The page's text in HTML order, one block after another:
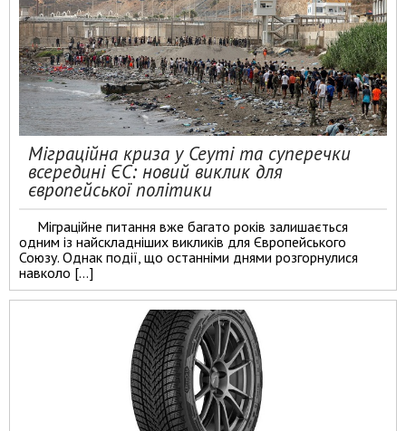
Міграційна криза у Сеуті та суперечки
всередині ЄС: новий виклик для
європейської політики
Міграційне питання вже багато років залишається
одним із найскладніших викликів для Європейського
Союзу. Однак події, що останніми днями розгорнулися
навколо […]